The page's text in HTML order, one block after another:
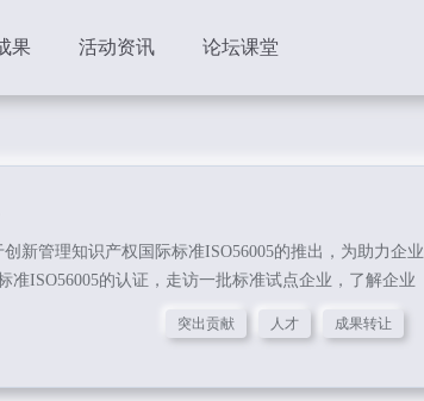
果 活动资讯 论坛课堂
新管理知识产权国际标准ISO56005的推出，为助力企业
准ISO56005的认证，走访一批标准试点企业，了解企业
业各领域中招募优秀人才加入我们专委会成为我们的会
突出贡献 人才 成果转让